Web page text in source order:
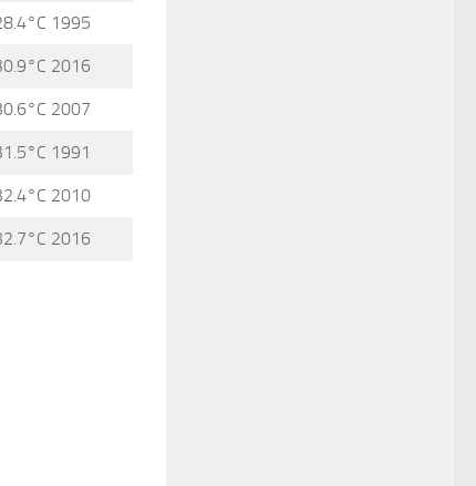
1995
2016
2007
1991
2010
2016